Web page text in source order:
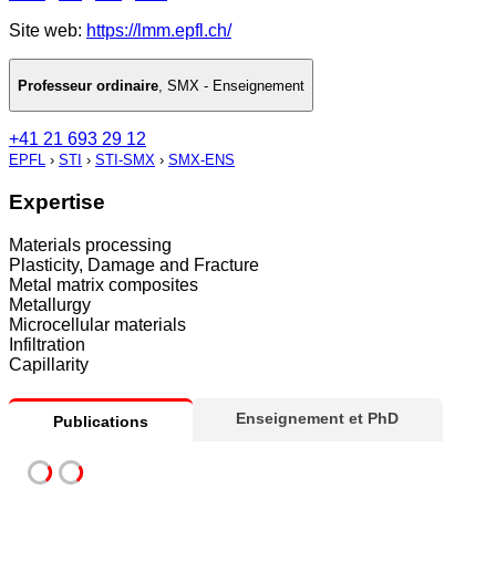
Site web: https://lmm.epfl.ch/
Professeur ordinaire SMX - Enseignement
+41 21 693 29 12
EPFL › STI › STI-SMX › SMX-ENS
Expertise
Materials processing
Plasticity, Damage and Fracture
Metal matrix composites
Metallurgy
Microcellular materials
Infiltration
Capillarity
Publications Enseignement et PhD